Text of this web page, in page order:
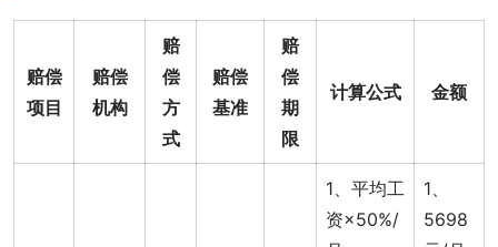
赔偿
项目
赔偿
机构
赔
偿
方
式
赔偿
基准
赔
偿
期
限
计算公式 金额
1、平均工
资×50%/
1、
5698